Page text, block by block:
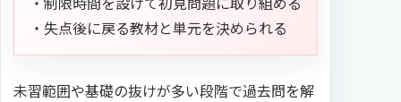
・失点後に戻る教材と単元を決められる
未習範囲や基礎の抜けが多い段階で過去問を解